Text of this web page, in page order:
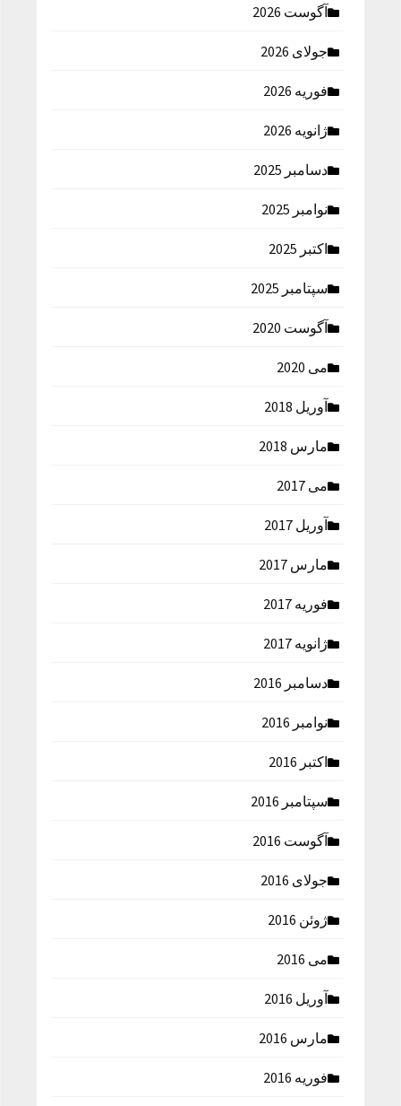
آگوست 2026
جولای 2026
فوریه 2026
ژانویه 2026
دسامبر 2025
نوامبر 2025
اکتبر 2025
سپتامبر 2025
آگوست 2020
می 2020
آوریل 2018
مارس 2018
می 2017
آوریل 2017
مارس 2017
فوریه 2017
ژانویه 2017
دسامبر 2016
نوامبر 2016
اکتبر 2016
سپتامبر 2016
آگوست 2016
جولای 2016
ژوئن 2016
می 2016
آوریل 2016
مارس 2016
فوریه 2016